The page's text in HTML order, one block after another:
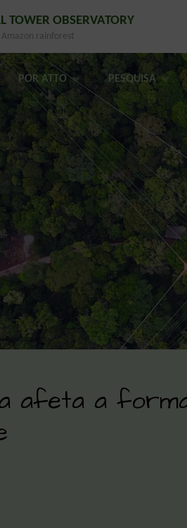
TOWER OBSERVATORY
rainforest
POR ATTO PESQUISA
afeta a